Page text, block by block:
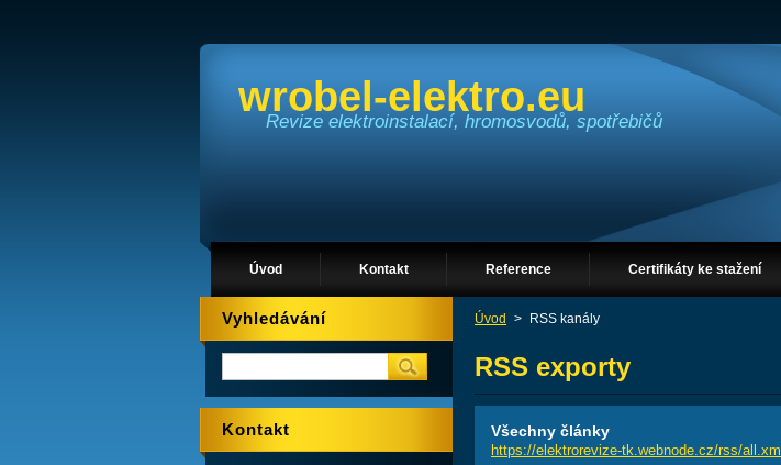
wrobel-elektro.eu
Revize elektroinstalací, hromosvodů, spotřebičů
Úvod Kontakt Reference Certifikáty ke stažení
Úvod > RSS kanály
RSS exporty
Všechny články
https://elektrorevize-tk.webnode.cz/rss/all.xml
Vyhledávání
Kontakt